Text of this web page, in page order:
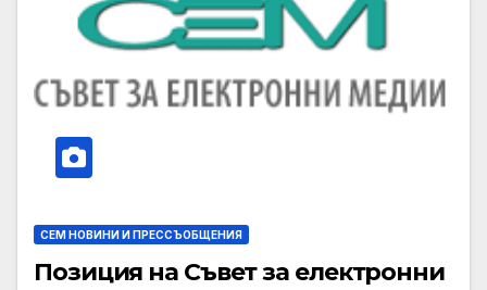
СЕМ НОВИНИ И ПРЕССЪОБЩЕНИЯ
Позиция на Съвет за електронни